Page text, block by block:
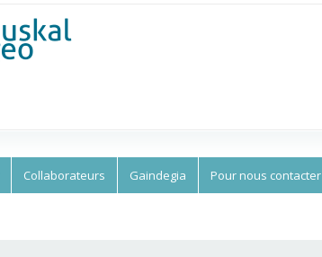
Collaborateurs Gaindegia Pour nous contacter